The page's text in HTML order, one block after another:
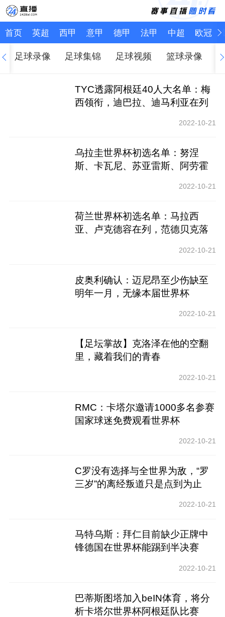
首页 英超 西甲 意甲 德甲 法甲 中超 欧冠
足球录像 足球集锦 足球视频 篮球录像
TYC透露阿根廷40人大名单：梅
西领衔，迪巴拉、迪马利亚在列
2022-10-21
乌拉圭世界杯初选名单：努涅
斯、卡瓦尼、苏亚雷斯、阿劳霍
2022-10-21
荷兰世界杯初选名单：马拉西
亚、卢克德容在列，范德贝克落
2022-10-21
皮奥利确认：迈尼昂至少伤缺至
明年一月，无缘本届世界杯
2022-10-21
【足坛掌故】克洛泽在他的空翻
里，藏着我们的青春
2022-10-21
RMC：卡塔尔邀请1000多名参赛
国家球迷免费观看世界杯
2022-10-21
C罗没有选择与全世界为敌，“罗
三岁”的离经叛道只是点到为止
2022-10-21
马特乌斯：拜仁目前缺少正牌中
锋德国在世界杯能踢到半决赛
2022-10-21
巴蒂斯图塔加入beIN体育，将分
析卡塔尔世界杯阿根廷队比赛